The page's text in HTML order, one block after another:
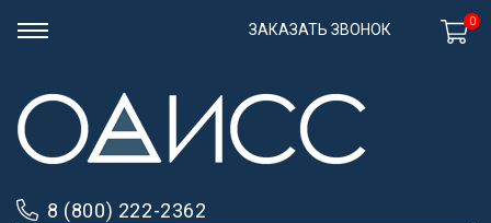
8 (800) 222-2362
ЗАКАЗАТЬ ЗВОНОК 0